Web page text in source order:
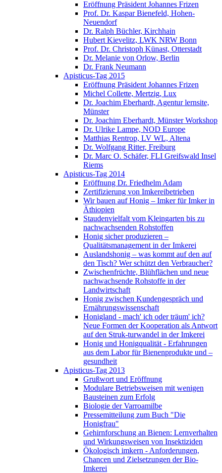
Eröffnung Präsident Johannes Frizen
Prof. Dr. Kaspar Bienefeld, Hohen-
Neuendorf
Dr. Ralph Büchler, Kirchhain
Hubert Kievelitz, LWK NRW Bonn
Prof. Dr. Christoph Künast, Otterstadt
Dr. Melanie von Orlow, Berlin
Dr. Frank Neumann
Apisticus-Tag 2015
Eröffnung Präsident Johannes Frizen
Michel Collette, Mertzig, Lux
Dr. Joachim Eberhardt, Agentur lernsite,
Münster
Dr. Joachim Eberhardt, Münster Workshop
Dr. Ulrike Lampe, NOD Europe
Matthias Rentrop, LV WL, Altena
Dr. Wolfgang Ritter, Freiburg
Dr. Marc O. Schäfer, FLI Greifswald Insel
Riems
Apisticus-Tag 2014
Eröffnung Dr. Friedhelm Adam
Zertifizierung von Imkereibetrieben
Wir bauen auf Honig – Imker für Imker in
Äthiopien
Staudenvielfalt vom Kleingarten bis zu
nachwachsenden Rohstoffen
Honig sicher produzieren –
Qualitätsmanagement in der Imkerei
Auslandshonig – was kommt auf den auf
den Tisch? Wer schützt den Verbraucher?
Zwischenfrüchte, Blühflächen und neue
nachwachsende Rohstoffe in der
Landwirtschaft
Honig zwischen Kundengespräch und
Ernährungswissenschaft
Honigland - mach' ich oder träum' ich?
Neue Formen der Kooperation als Antwort
auf den Struk-turwandel in der Imkerei
Honig und Honigqualität - Erfahrungen
aus dem Labor für Bienenprodukte und –
gesundheit
Apisticus-Tag 2013
Grußwort und Eröffnung
Modulare Betriebsweisen mit wenigen
Bausteinen zum Erfolg
Biologie der Varroamilbe
Pressemitteilung zum Buch "Die
Honigfrau"
Gehirnforschung an Bienen: Lernverhalten
und Wirkungsweisen von Insektiziden
Ökologisch imkern - Anforderungen,
Chancen und Zielsetzungen der Bio-
Imkerei